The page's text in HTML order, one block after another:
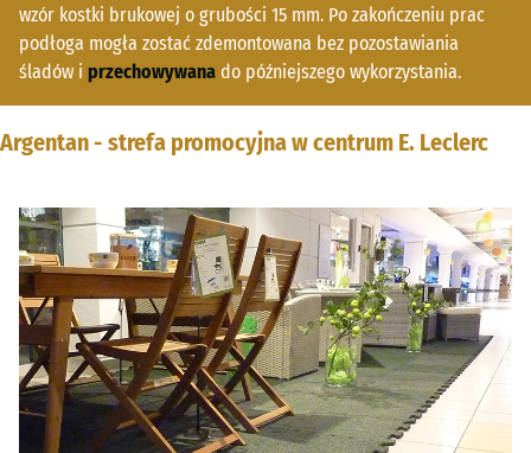
wzór kostki brukowej o grubości 15 mm. Po zakończeniu prac
podłoga mogła zostać zdemontowana bez pozostawiania
śladów i przechowywana do późniejszego wykorzystania.
Argentan - strefa promocyjna w centrum E. Leclerc